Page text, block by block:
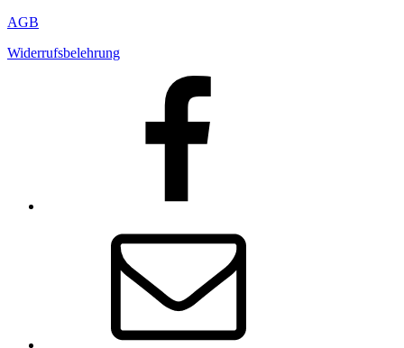
AGB
Widerrufsbelehrung